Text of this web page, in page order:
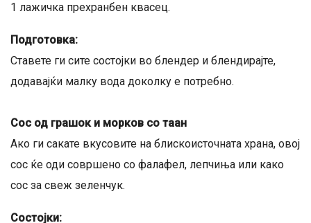
1 лажичка прехранбен квасец.
Подготовка:
Ставете ги сите состојки во блендер и блендирајте,
додавајќи малку вода доколку е потребно.
Сос од грашок и морков со таан
Ако ги сакате вкусовите на блискоисточната храна, овој
сос ќе оди совршено со фалафел, лепчиња или како
сос за свеж зеленчук.
Состојки: